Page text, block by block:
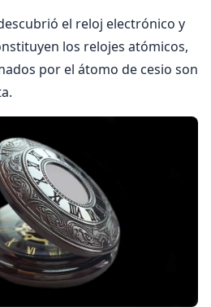
el reloj electrónico y
los relojes atómicos,
por el átomo de cesio son